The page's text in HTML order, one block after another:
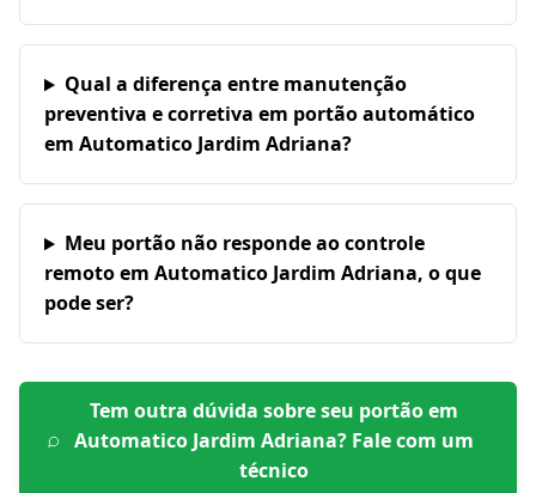
Qual a diferença entre manutenção
preventiva e corretiva em portão automático
em Automatico Jardim Adriana?
Meu portão não responde ao controle
remoto em Automatico Jardim Adriana, o que
pode ser?
Tem outra dúvida sobre seu portão em
Automatico Jardim Adriana? Fale com um
técnico